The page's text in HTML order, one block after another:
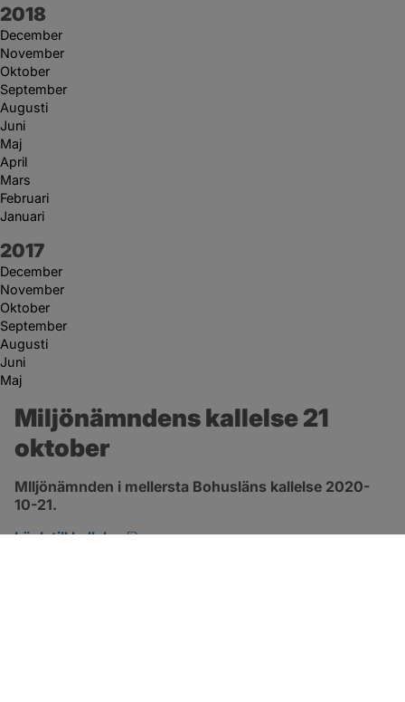
År:
2018
December
November
Oktober
September
Augusti
Juni
Maj
April
Mars
Februari
Januari
År:
2017
December
November
Oktober
September
Augusti
Juni
Maj
Miljönämndens kallelse 21
oktober
MIljönämnden i mellersta Bohusläns kallelse 2020-
10-21.
Länk till kallelse
pdf, öppnas i nytt fönster.